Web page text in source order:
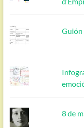
Guión
8 de